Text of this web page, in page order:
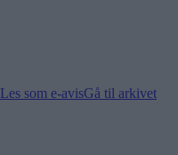
Les som e-avisGå til arkivet